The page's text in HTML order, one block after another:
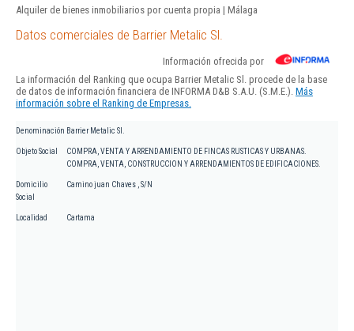
Alquiler de bienes inmobiliarios por cuenta propia | Málaga
Datos comerciales de Barrier Metalic Sl.
Información ofrecida por
La información del Ranking que ocupa Barrier Metalic Sl. procede de la base
de datos de información financiera de INFORMA D&B S.A.U. (S.M.E.). Más
información sobre el Ranking de Empresas.
Denominación Barrier Metalic Sl.
Objeto Social
COMPRA, VENTA Y ARRENDAMIENTO DE FINCAS RUSTICAS Y URBANAS.
COMPRA, VENTA, CONSTRUCCION Y ARRENDAMIENTOS DE EDIFICACIONES.
Domicilio
Social
Camino juan Chaves , S/N
Localidad Cartama